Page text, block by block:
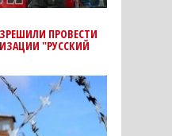
ПРОВЕСТИ
"РУССКИЙ